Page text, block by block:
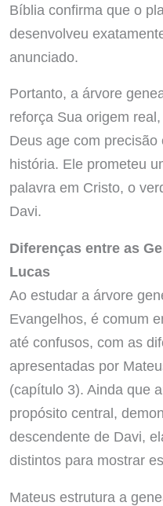
Bíblia confirma que o
desenvolveu
anunciado.
Portanto, a árvore
reforça Sua origem
Deus age com
história. Ele prometeu
palavra em Cristo, o
Davi.
Diferenças entre as
Lucas
Ao estudar a árvore
Evangelhos, é comum
até confusos, com as
apresentadas por
(capítulo 3). Ainda que
propósito central,
descendente de Davi,
distintos para mostrar
Mateus estrutura a